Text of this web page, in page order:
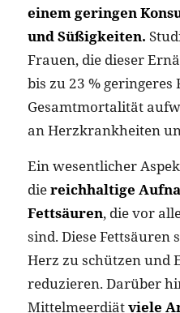
einem geringen
und Süßigkeiten.
Frauen, die dieser
bis zu 23 % geringeres
Gesamtmortalität
an Herzkrankheiten
Ein wesentlicher
diereichhaltige
Fettsäuren, die vor
sind. Diese Fettsäuren
Herz zu schützen und
reduzieren. Darüber
Mittelmeerdiätviele